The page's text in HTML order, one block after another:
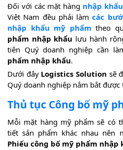
Đối với các mặt hàng nhập
Việt Nam đều phải làmcác
nhập khẩu mỹ phẩm theo
phẩm nhập khẩu lưu hành
tiên Quý doanh nghiệp cần
phẩm nhập khẩu.
Dưới đây Logistics Solution sẽ
Quý doanh nghiệp nắm bắt
Thủ tục Công bố mỹ
Mỗi mặt hàng mỹ phẩm sẽ có
tiết sản phẩm khác nhau nên
Phiếu công bố mỹ phẩm nhập